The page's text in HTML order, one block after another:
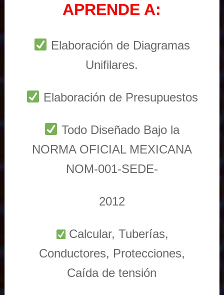
APRENDE A:
Elaboración de Diagramas
Unifilares.
Elaboración de Presupuestos
Todo Diseñado Bajo la
NORMA OFICIAL MEXICANA
NOM-001-SEDE-
2012
Calcular, Tuberías,
Conductores, Protecciones,
Caída de tensión